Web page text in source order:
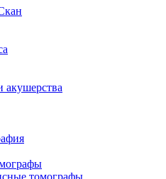
акушерства
томографы